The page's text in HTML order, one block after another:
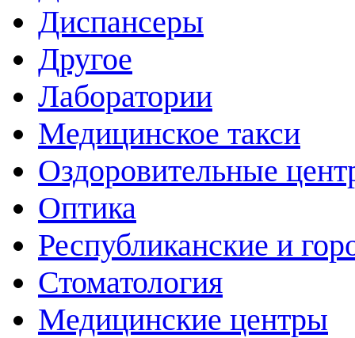
Диспансеры
Другое
Лаборатории
Медицинское такси
Оздоровительные
Оптика
Республиканские и
Стоматология
Медицинские центры